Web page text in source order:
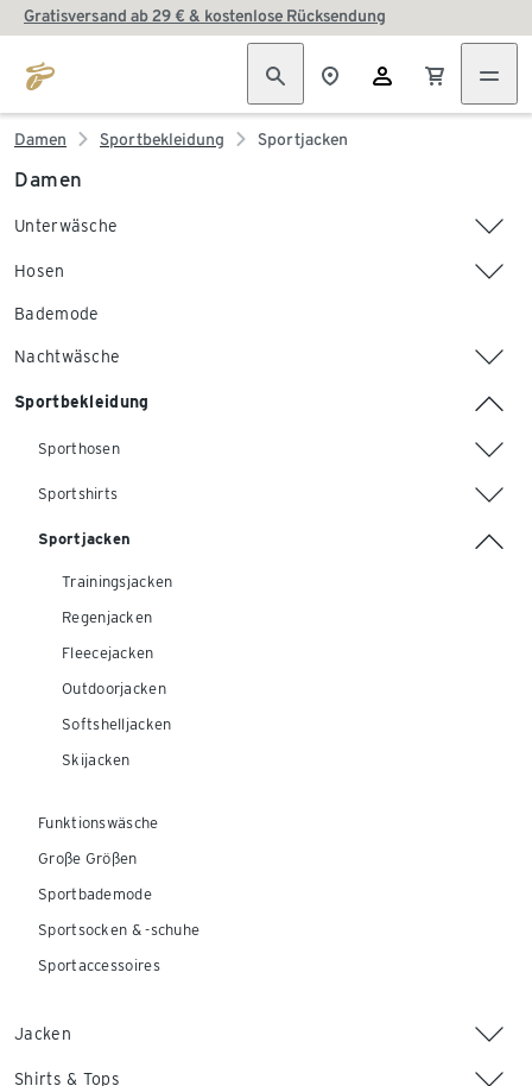
Gratisversand ab 29 € & kostenlose Rücksendung
Damen Sportbekleidung Sportjacken
Damen
Unterwäsche
Hosen
Bademode
Nachtwäsche
Sportbekleidung
Sporthosen
Sportshirts
Sportjacken
Trainingsjacken
Regenjacken
Fleecejacken
Outdoorjacken
Softshelljacken
Skijacken
Funktionswäsche
Große Größen
Sportbademode
Sportsocken & -schuhe
Sportaccessoires
Jacken
Shirts & Tops